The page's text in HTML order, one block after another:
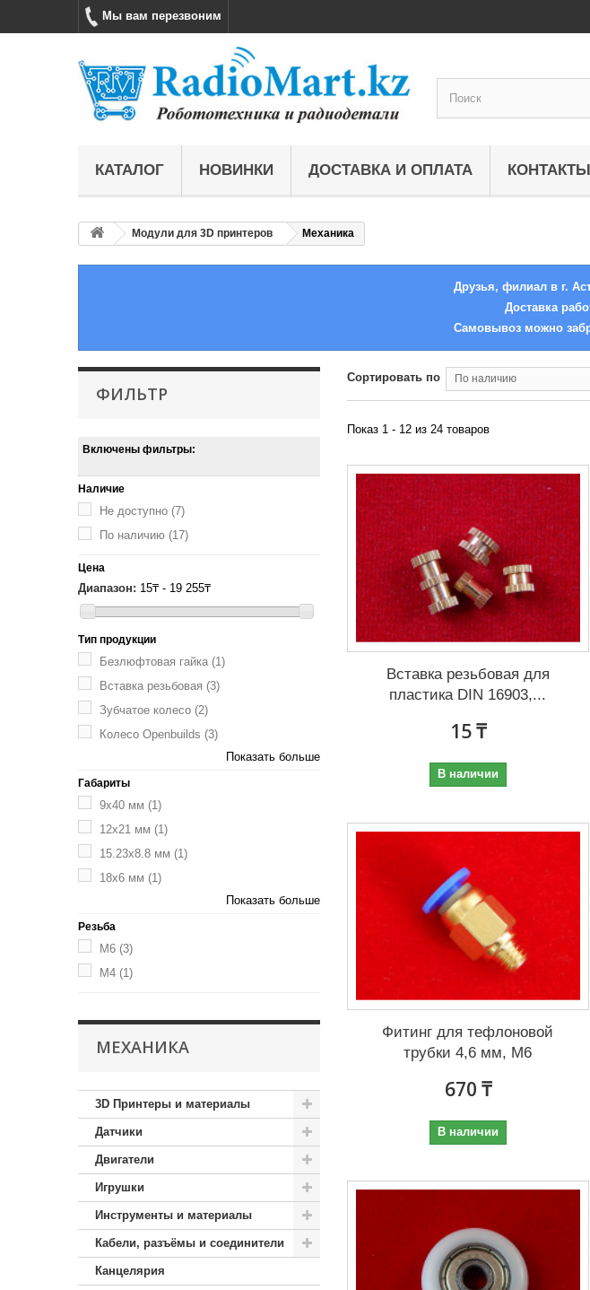
Мы вам перезвоним
КАТАЛОГ НОВИНКИ ДОСТАВКА И ОПЛАТА КОНТАКТЫ
Модули для 3D принтеров Механика
Друзья, филиал в г.
Доставка
Самовывоз можно
ФИЛЬТР
Включены фильтры:
Наличие
Не доступно (7)
По наличию (17)
Цена
Диапазон: 15₸ - 19 255₸
Тип продукции
Безлюфтовая гайка (1)
Вставка резьбовая (3)
Зубчатое колесо (2)
Колесо Openbuilds (3)
Показать больше
Габариты
9х40 мм (1)
12х21 мм (1)
15.23x8.8 мм (1)
18х6 мм (1)
Показать больше
Резьба
M6 (3)
М4 (1)
МЕХАНИКА
3D Принтеры и материалы
Датчики
Двигатели
Игрушки
Инструменты и материалы
Кабели, разъёмы и соединители
Канцелярия
Сортировать по По наличию
Показ 1 - 12 из 24 товаров
Вставка резьбовая для
пластика DIN 16903,...
15 ₸
В наличии
Фитинг для тефлоновой
трубки 4,6 мм, М6
670 ₸
В наличии